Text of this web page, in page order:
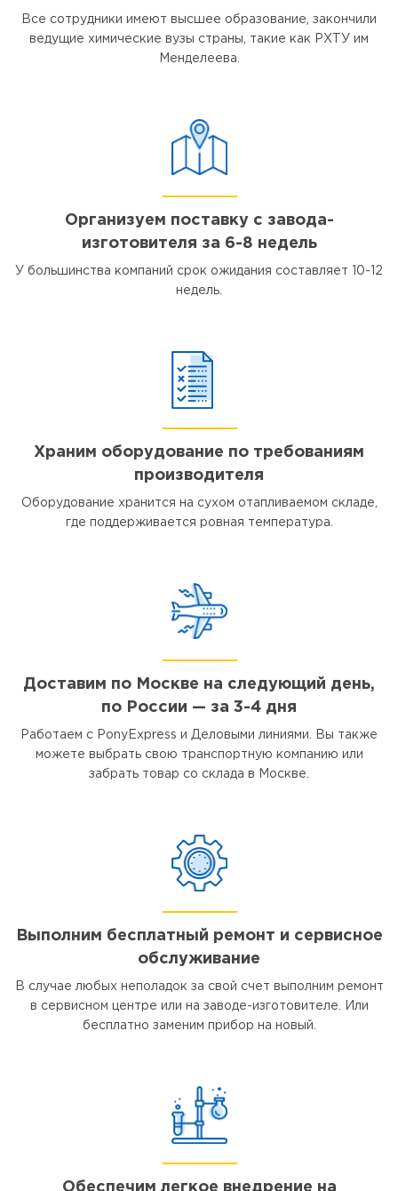
Все сотрудники имеют высшее образование, закончили
ведущие химические вузы страны, такие как РХТУ им
Менделеева.
Организуем поставку с завода-
изготовителя за 6-8 недель
У большинства компаний срок ожидания составляет 10-12
недель.
Храним оборудование по требованиям
производителя
Оборудование хранится на сухом отапливаемом складе,
где поддерживается ровная температура.
Доставим по Москве на следующий день,
по России — за 3-4 дня
Работаем с PonyExpress и Деловыми линиями. Вы также
можете выбрать свою транспортную компанию или
забрать товар со склада в Москве.
Выполним бесплатный ремонт и сервисное
обслуживание
В случае любых неполадок за свой счет выполним ремонт
в сервисном центре или на заводе-изготовителе. Или
бесплатно заменим прибор на новый.
Обеспечим легкое внедрение на